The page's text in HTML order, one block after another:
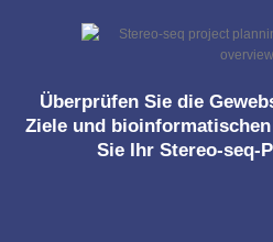
Überprüfen Sie die
Ziele und
Sie Ihr Stereo-seq-